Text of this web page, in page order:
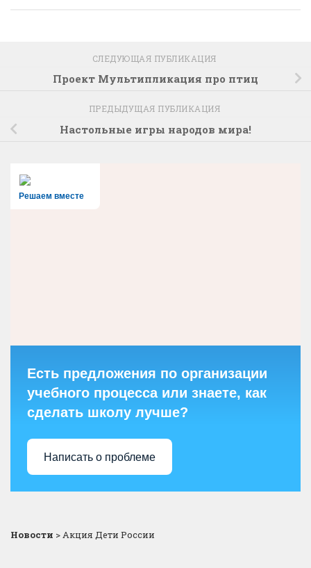
СЛЕДУЮЩАЯ ПУБЛИКАЦИЯ
Проект Мультипликация про птиц
ПРЕДЫДУЩАЯ ПУБЛИКАЦИЯ
Настольные игры народов мира!
Решаем вместе
Есть предложения по организации
учебного процесса или знаете, как
сделать школу лучше?
Написать о проблеме
Новости >Акция Дети России